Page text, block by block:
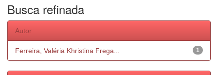
Busca refinada
Autor
1
Ferreira, Valéria Khristina Frega...